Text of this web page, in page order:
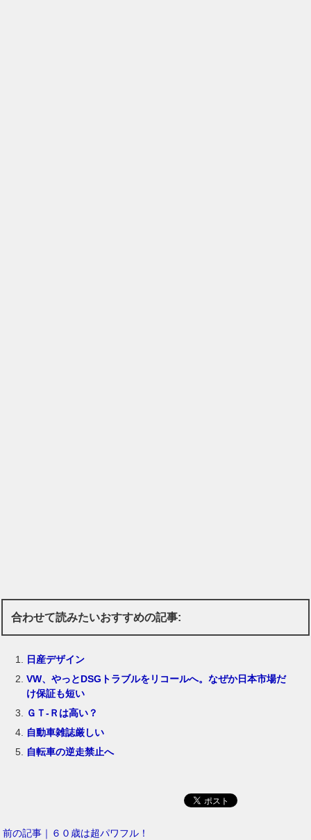
合わせて読みたいおすすめの記事:
日産デザイン
VW、やっとDSGトラブルをリコールへ。なぜか日本市場だ
け保証も短い
ＧＴ-Ｒは高い？
自動車雑誌厳しい
自転車の逆走禁止へ
前の記事｜６０歳は超パワフル！